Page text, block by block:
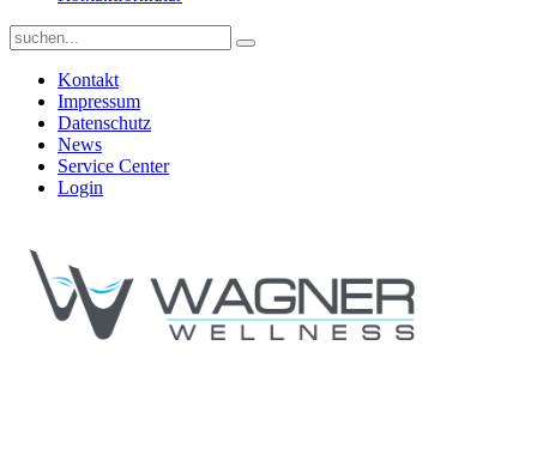
Kontakt
Impressum
Datenschutz
News
Service Center
Login